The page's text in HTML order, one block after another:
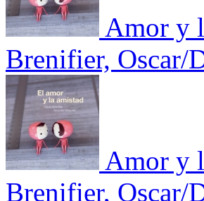
Amor y
Brenifier, Oscar/
Amor y
Brenifier, Oscar/